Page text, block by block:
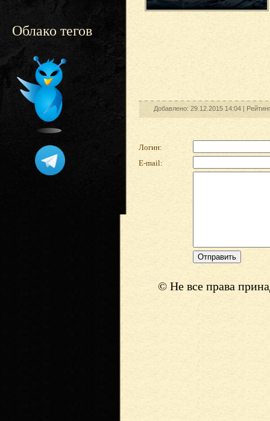
Облако тегов
Добавлено: 29.12.2015 14:04 |
Логин:
E-mail:
© Не все права